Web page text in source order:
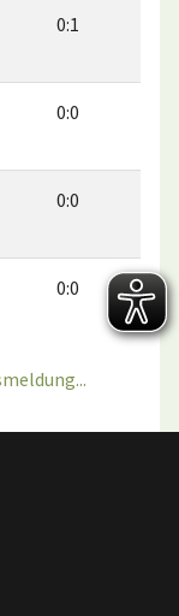
0:1
0:0
0:0
0:0 0:1